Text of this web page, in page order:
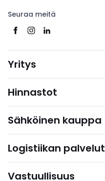
Seuraa meitä
Yritys
Hinnastot
Sähköinen kauppa
Logistiikan palvelut
Vastuullisuus